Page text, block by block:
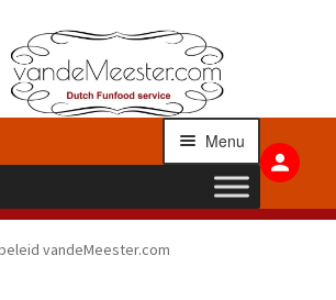
Menu
vandeMeester.com